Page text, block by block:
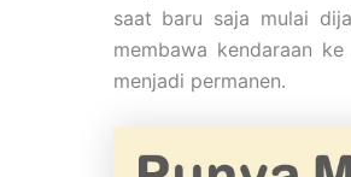
saat baru saja mulai
membawa kendaraan ke
menjadi permanen.